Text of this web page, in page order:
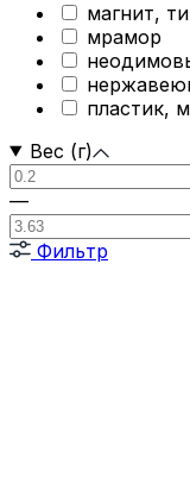
магнит,
мрамор
пластик,
Вес (г)
—
Фильтр